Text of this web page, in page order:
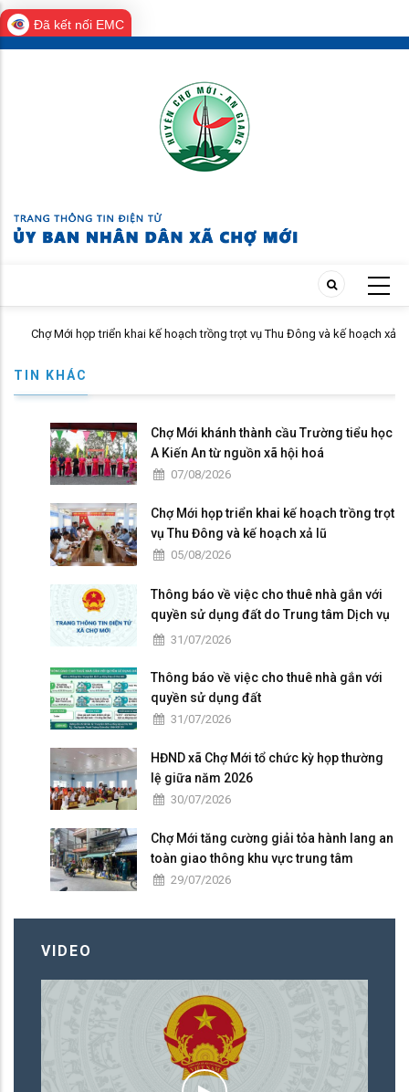
Đã kết nối EMC
Skip
Chợ Mới họp triển khai kế hoạch trồng trọt vụ Thu Đông và kế hoạch xả
TIN KHÁC
Chợ Mới khánh thành cầu Trường tiểu học
A Kiến An từ nguồn xã hội hoá
07/08/2026
Chợ Mới họp triển khai kế hoạch trồng trọt
vụ Thu Đông và kế hoạch xả lũ
05/08/2026
Thông báo về việc cho thuê nhà gắn với
quyền sử dụng đất do Trung tâm Dịch vụ
tổng hợp xã Chợ Mới quản lý, khai thác
31/07/2026
Thông báo về việc cho thuê nhà gắn với
quyền sử dụng đất
31/07/2026
HĐND xã Chợ Mới tổ chức kỳ họp thường
lệ giữa năm 2026
30/07/2026
Chợ Mới tăng cường giải tỏa hành lang an
toàn giao thông khu vực trung tâm
29/07/2026
VIDEO